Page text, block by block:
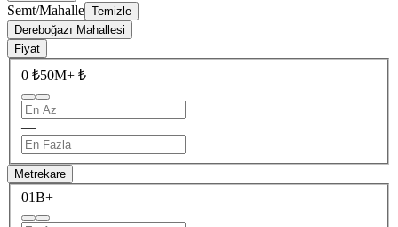
Semt/Mahalle Temizle
Dereboğazı Mahallesi
Fiyat
0 ₺50M+ ₺
—
Metrekare
01B+